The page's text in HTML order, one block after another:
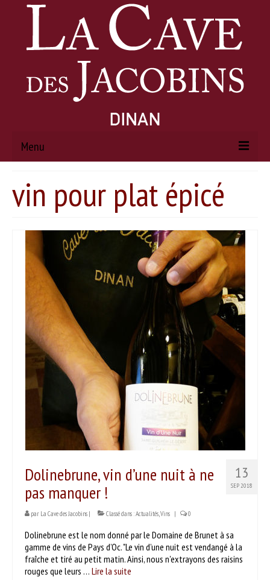
Menu
À PROPOS
Histoire
Actualités
PRODUITS
Nos vins
Nos bières & cidres
Nos spiritueux
Autres produits
SERVICES
DÉGUSTER
Séances dégustation
Nos partenaires
Idées recettes
ESPACE PROS
Notre offre
vin pour plat épicé
13
SEP 2018
Dolinebrune, vin d’une nuit à ne
pas manquer !
par La Cave des Jacobins | Classé dans :Actualités,Vins | 0
Dolinebrune est le nom donné par le Domaine de Brunet à sa
gamme de vins de Pays d’Oc. "Le vin d’une nuit est vendangé à la
fraîche et tiré au petit matin. Ainsi, nous n'extrayons des raisins
rouges que leurs … Lire la suite­­